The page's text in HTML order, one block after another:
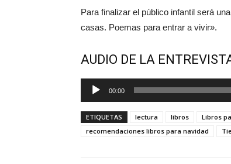
Para finalizar el público infantil será
casas. Poemas para entrar a vivir».
AUDIO DE LA
Reproductor
de
audio
00:00
ETIQUETAS lectura libros Libros
recomendaciones libros para navidad